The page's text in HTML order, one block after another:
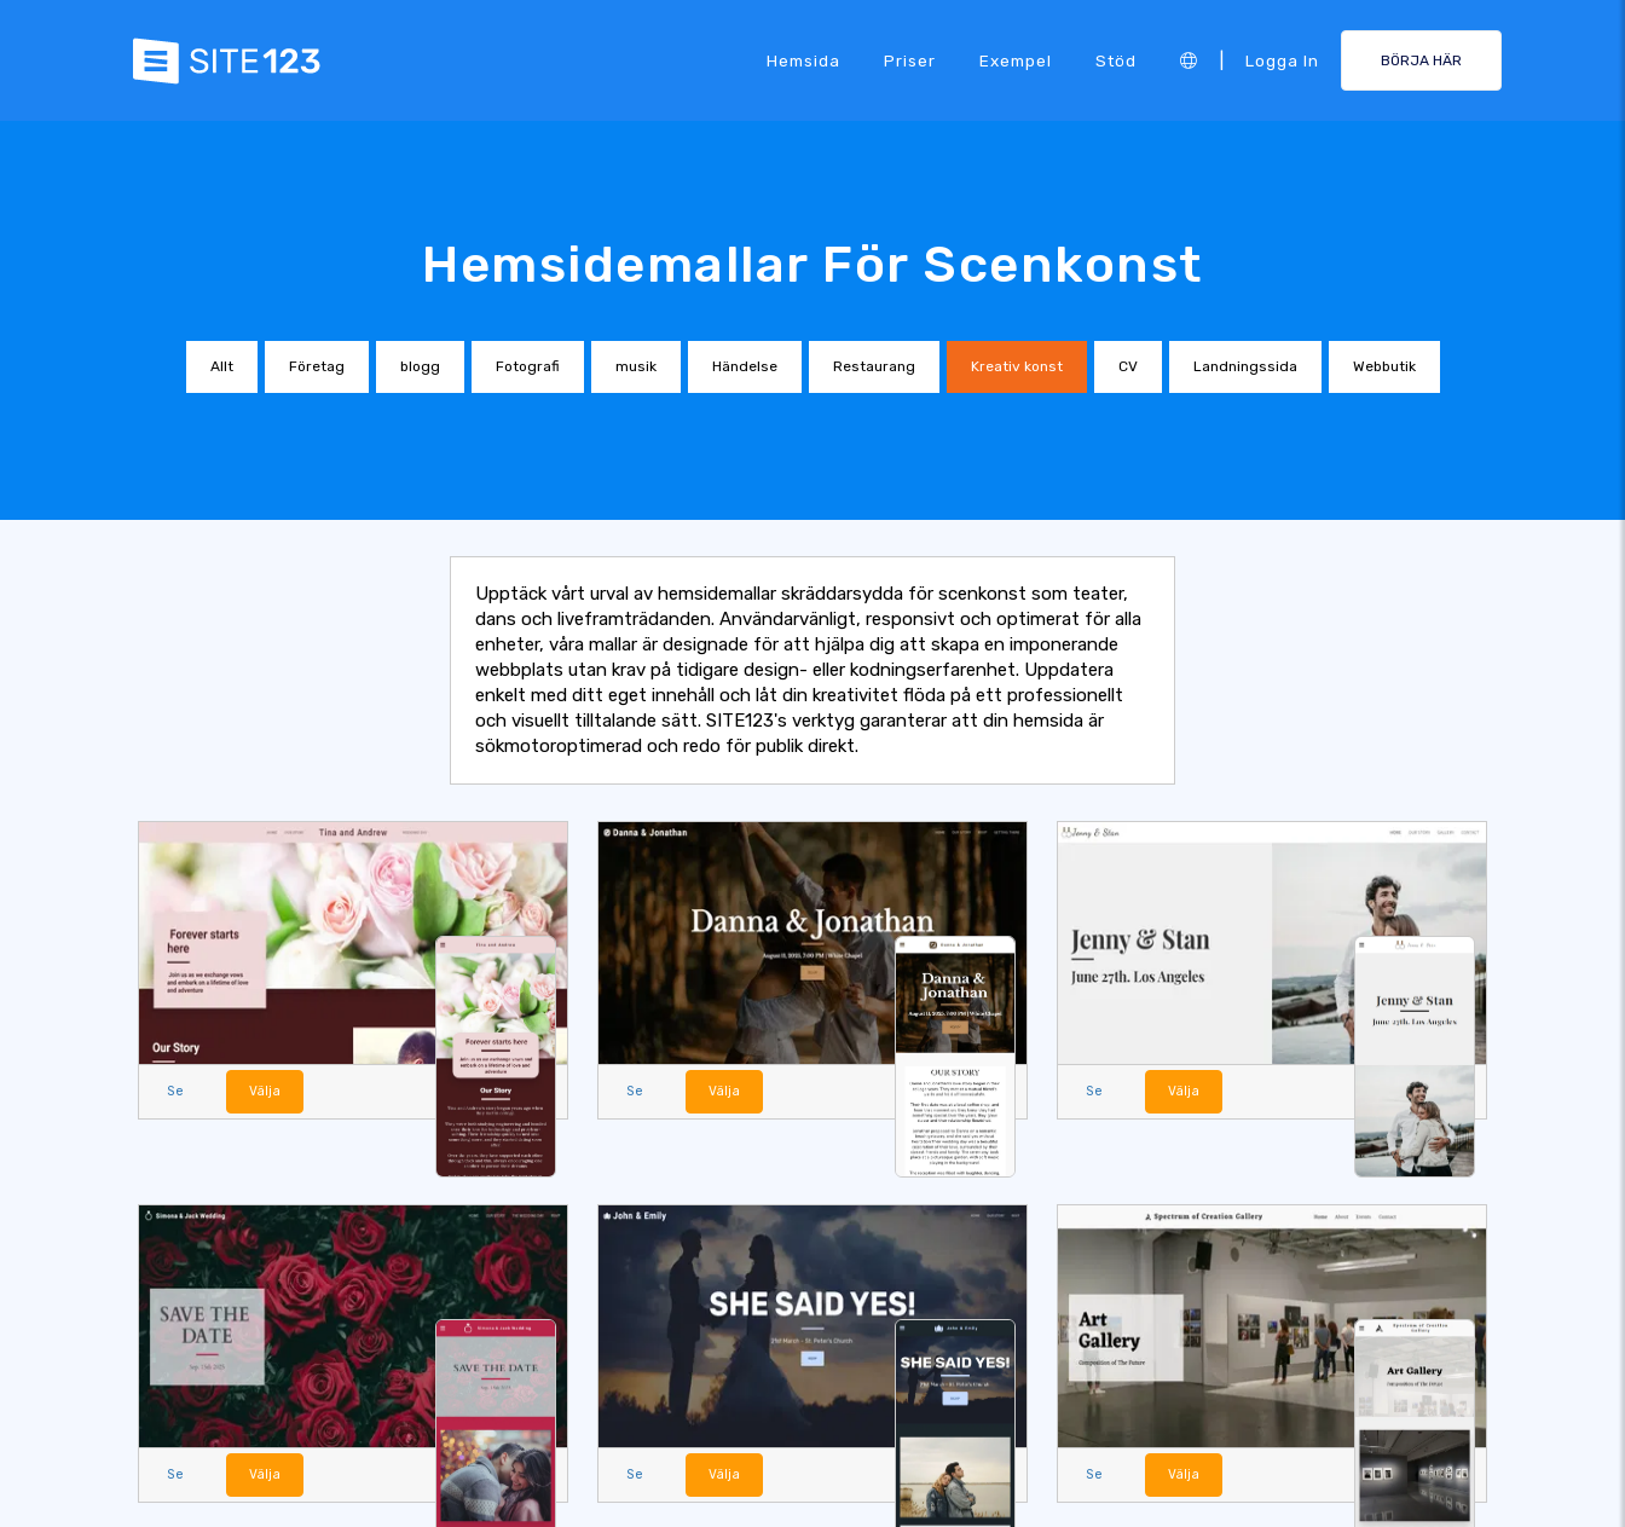
Hemsida Priser Exempel Stöd Logga In BÖRJA HÄR
Hemsidemallar För Scenkonst
Allt Företag blogg Fotografi musik Händelse Restaurang Kreativ konst CV Landningssida Webbutik
Upptäck vårt urval av hemsidemallar skräddarsydda för scenkonst som teater,
dans och liveframträdanden. Användarvänligt, responsivt och optimerat för alla
enheter, våra mallar är designade för att hjälpa dig att skapa en imponerande
webbplats utan krav på tidigare design- eller kodningserfarenhet. Uppdatera
enkelt med ditt eget innehåll och låt din kreativitet flöda på ett professionellt
och visuellt tilltalande sätt. SITE123's verktyg garanterar att din hemsida är
sökmotoroptimerad och redo för publik direkt.
Se Välja Se Välja Se Välja
Se Välja Se Välja Se Välja